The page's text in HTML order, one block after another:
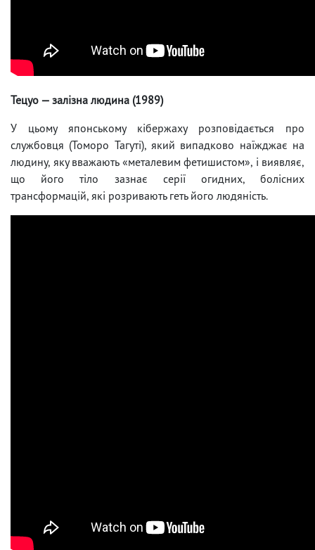
Тецуо — залізна людина (1989)
У цьому японському кібержаху розповідається про
службовця (Томоро Тагуті), який випадково наїжджає на
людину, яку вважають «металевим фетишистом», і виявляє,
що його тіло зазнає серії огидних, болісних
трансформацій, які розривають геть його людяність.